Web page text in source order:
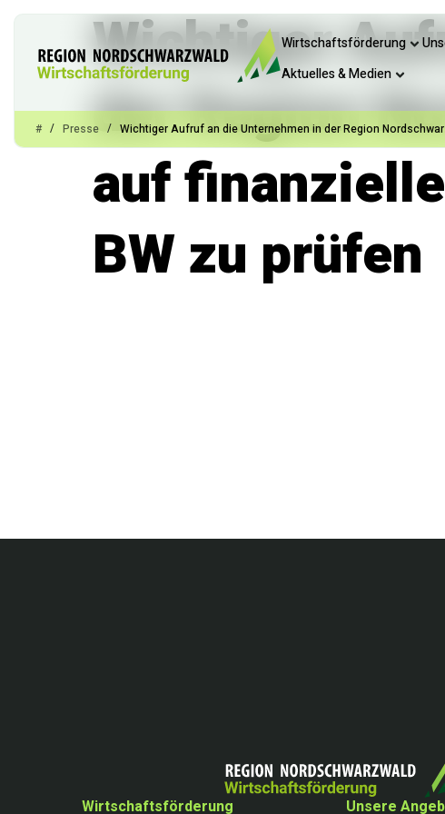
Wirtschaftsförderung
Aktuelles & Medien
# / Presse / Wichtiger Aufruf an die Unternehmen in der Region
Wichtiger
der Region
auf
BW zu prüfen
Wirtschaftsförderung Unsere